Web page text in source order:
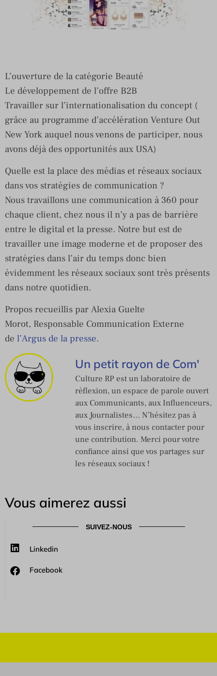
L’ouverture de la catégorie Beauté
Le développement de l’offre B2B
Travailler sur l’internationalisation du concept (
grâce au programme d’accélération Venture Out
New York auquel nous venons de participer, nous
avons déjà des opportunités aux USA)
Quelle est la place des médias et réseaux sociaux
dans vos stratégies de communication ?
Nous travaillons une communication à 360 pour
chaque client, chez nous il n’y a pas de barrière
entre le digital et la presse. Notre but est de
travailler une image moderne et de proposer des
stratégies dans l’air du temps donc bien
évidemment les réseaux sociaux sont très présents
dans notre quotidien.
Propos recueillis par Alexia Guelte
Morot, Responsable Communication Externe
de l’Argus de la presse.
Un petit rayon de Com'
Culture RP est un laboratoire de
réflexion, un espace de parole ouvert
aux Communicants, aux Influenceurs,
aux Journalistes… N’hésitez pas à
vous inscrire, à nous contacter pour
une contribution. Merci pour votre
confiance ainsi que vos partages sur
les réseaux sociaux !
Vous aimerez aussi
SUIVEZ-NOUS
Linkedin
Facebook